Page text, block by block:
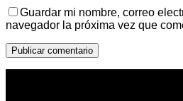
Guardar mi nombre, correo
navegador la próxima vez que